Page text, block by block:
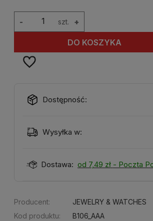
szt. +
-
DO KOSZYKA
Dostępność:
Wysyłka w:
Dostawa: od 7,49 zł - Poczta
Producent:
JEWELRY & WATCHES
Kod produktu:
B106_AAA